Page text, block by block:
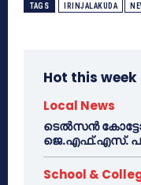
TAGS IRINJALAKUDA
Hot this week
Local News
ടെൽസൻ
ജെ.എഫ്.എസ്.
School &